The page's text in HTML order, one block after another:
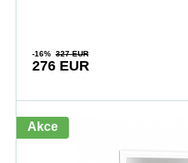
-16% 327 EUR
276 EUR
Akce